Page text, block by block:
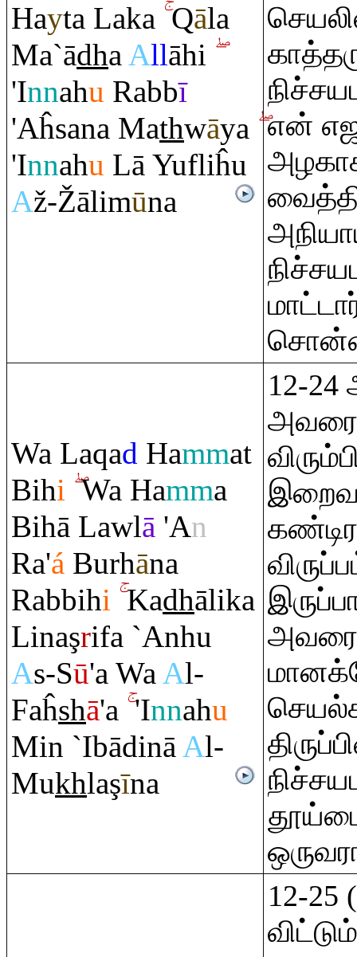
Hayta Laka Qāla
Ma`ādhaAllāhi
'Innahu Rabbī
'Aĥsana Mathwāya
'Innahu Lā Yufliĥu
Až-Žālimūna
என்
Wa Laqad Hammat
Bihi Wa Hamma
Bihā Lawlā 'An
Ra'á Burhāna
Rabbihi Kadhālika
Linaşrifa `Anhu
As-Sū'a WaAl-
Faĥshā'a 'Innahu
Min `IbādināAl-
Mukhlaşīna
12-
12-